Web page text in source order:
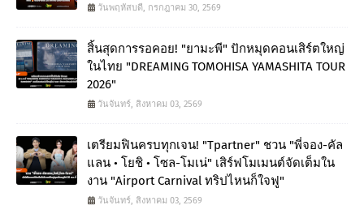
วันพฤหัสบดี, กรกฎาคม 30, 2569
สิ้นสุดการรอคอย! "ยามะพี" ปักหมุดคอนเสิร์ตใหญ่
ในไทย "DREAMING TOMOHISA YAMASHITA TOUR
2026"
วันจันทร์, สิงหาคม 03, 2569
เตรียมฟินครบทุกเจน! "Tpartner" ชวน "พี่จอง-คัล
แลน • โยชิ • โซล-โมเน่" เสิร์ฟโมเมนต์จัดเต็มใน
งาน "Airport Carnival ทริปไหนก็ใจฟู"
วันจันทร์, สิงหาคม 03, 2569